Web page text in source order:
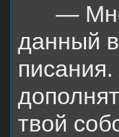
—
данный
твой